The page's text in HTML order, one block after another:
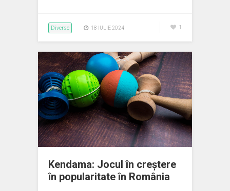
Diverse 18 IULIE 2024 1
Kendama: Jocul în creștere
în popularitate în România